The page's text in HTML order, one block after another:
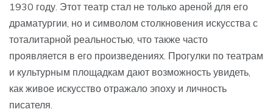
1930 году. Этот театр стал не только ареной для его
драматургии, но и символом столкновения искусства с
тоталитарной реальностью, что также часто
проявляется в его произведениях. Прогулки по театрам
и культурным площадкам дают возможность увидеть,
как живое искусство отражало эпоху и личность
писателя.